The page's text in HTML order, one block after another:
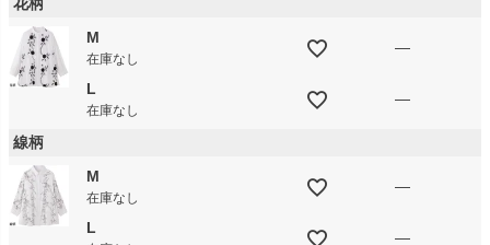
M
在庫なし
—
L
在庫なし
—
線柄
M
在庫なし
—
L
—